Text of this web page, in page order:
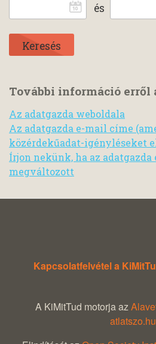
és
További információ erről
Az adatgazda weboldala
Az adatgazda e-mail címe
közérdekűadat-igényléseket
Írjon nekünk, ha az
megváltozott
Kapcsolatfelvétel a
A KiMitTud motorja az
atlatszo.hu